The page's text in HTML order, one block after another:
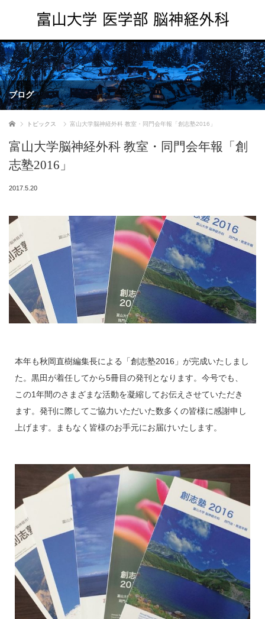
ブログ
ホーム トピックス 富山大学脳神経外科 教室・同門会年報「創志塾2016」
富山大学脳神経外科 教室・同門会年報「創
志塾2016」
2017.5.20
本年も秋岡直樹編集長による「創志塾2016」が完成いたしまし
た。黒田が着任してから5冊目の発刊となります。今号でも、
この1年間のさまざまな活動を凝縮してお伝えさせていただき
ます。発刊に際してご協力いただいた数多くの皆様に感謝申し
上げます。まもなく皆様のお手元にお届けいたします。